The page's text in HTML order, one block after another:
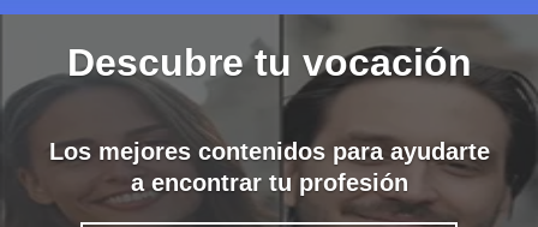
Descubre tu vocación
Los mejores contenidos para ayudarte
a encontrar tu profesión